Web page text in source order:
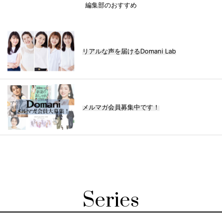
編集部のおすすめ
リアルな声を届けるDomani Lab
メルマガ会員募集中です！
Series